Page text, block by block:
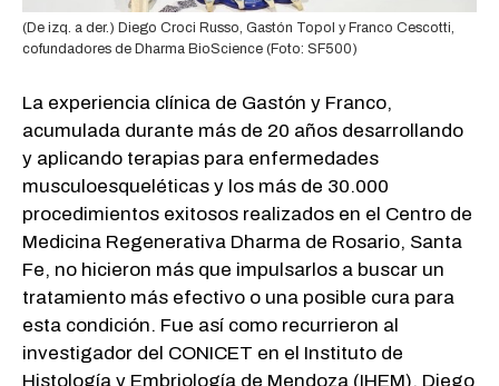
(De izq. a der.) Diego Croci Russo, Gastón Topol y Franco Cescotti,
cofundadores de Dharma BioScience (Foto: SF500)
La experiencia clínica de Gastón y Franco,
acumulada durante más de 20 años desarrollando
y aplicando terapias para enfermedades
musculoesqueléticas y los más de 30.000
procedimientos exitosos realizados en el Centro de
Medicina Regenerativa Dharma de Rosario, Santa
Fe, no hicieron más que impulsarlos a buscar un
tratamiento más efectivo o una posible cura para
esta condición. Fue así como recurrieron al
investigador del CONICET en el Instituto de
Histología y Embriología de Mendoza (IHEM), Diego